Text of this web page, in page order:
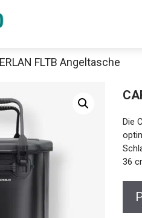
FLTB Angeltasche
Die
36